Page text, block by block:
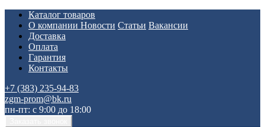
Каталог товаров
О компании Новости Статьи Вакансии
Доставка
Оплата
Гарантия
Контакты
+7 (383) 235-94-83
zgm-prom@bk.ru
пн-пт: с 9:00 до 18:00